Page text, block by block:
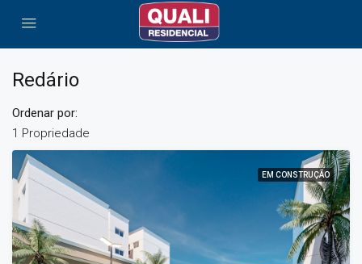
Redário
1 Propriedade
Ordenar por:
EM CONSTRUÇÃO